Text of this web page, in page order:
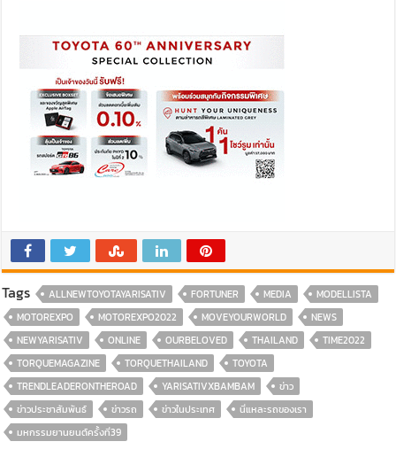
Tags ALLNEWTOYOTAYARISATIV FORTUNER MEDIA
MODELLISTA
MOTOREXPO
MOTOREXPO2022 MOVEYOURWORLD
NEWS
NEWYARISATIV
ONLINE OURBELOVED THAILAND
TIME2022
TORQUEMAGAZINE
TORQUETHAILAND
TOYOTA
TRENDLEADERONTHEROAD
YARISATIVXBAMBAM
ข่าว
ข่าวประชาสัมพันธ์
ข่าวรถ ข่าวในประเทศ
นี่แหละรถของเรา
มหกรรมยานยนต์ครั้งที่39